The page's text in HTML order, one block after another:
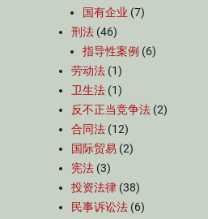
国有企业 (7)
刑法 (46)
指导性案例 (6)
劳动法 (1)
卫生法 (1)
反不正当竞争法 (2)
合同法 (12)
国际贸易 (2)
宪法 (3)
投资法律 (38)
民事诉讼法 (6)